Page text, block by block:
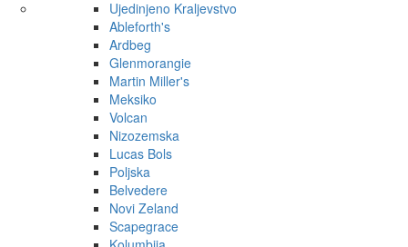
Ujedinjeno Kraljevstvo
Ableforth's
Ardbeg
Glenmorangie
Martin Miller's
Meksiko
Volcan
Nizozemska
Lucas Bols
Poljska
Belvedere
Novi Zeland
Scapegrace